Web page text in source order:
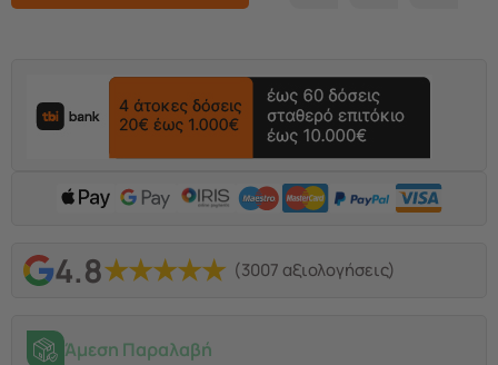
4.8★★★★★ (3007 αξιολογήσεις)
Άμεση Παραλαβή